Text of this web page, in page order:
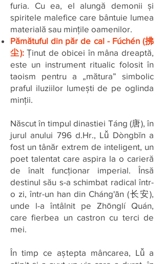
furia. Cu ea, el alungă demonii și
spiritele malefice care bântuie lumea
materială sau mințile oamenilor.
Pămătuful din păr de cal - Fúchén (拂
尘):Ținut de obicei în mâna dreaptă,
este un instrument ritualic folosit în
taoism pentru a „mătura” simbolic
praful iluziilor lumești de pe oglinda
minții.
Născut în timpul dinastiei Táng (唐), în
jurul anului 796 d.Hr., Lǚ Dòngbīn a
fost un tânăr extrem de inteligent, un
poet talentat care aspira la o carieră
de înalt funcționar imperial. Însă
destinul său s-a schimbat radical într-
o zi, într-un han din Cháng'ān (长安),
unde l-a întâlnit pe Zhōnglí Quán,
care fierbea un castron cu terci de
mei.
În timp ce aștepta mâncarea, Lǚ a